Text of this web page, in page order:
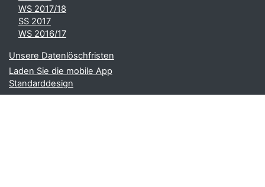
WS 2017/18
SS 2017
WS 2016/17
Unsere Datenlöschfristen
Laden Sie die mobile App
Standarddesign